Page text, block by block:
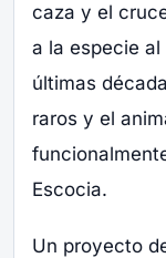
caza y el
a la especie
últimas
raros y el
Escocia.
Un proyecto